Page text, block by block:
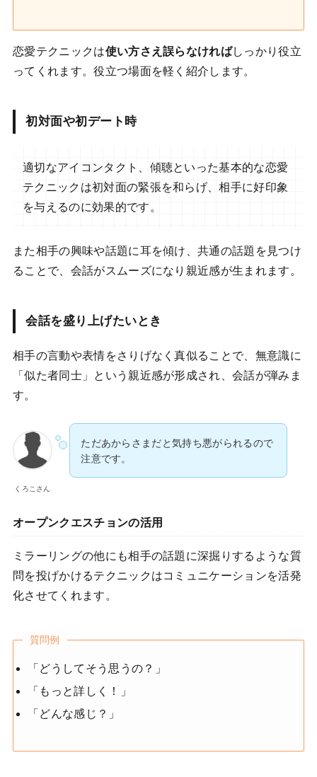
恋愛テクニックは使い方さえ誤らなければしっかり役立
ってくれます。役立つ場面を軽く紹介します。
初対面や初デート時
適切なアイコンタクト、傾聴といった基本的な恋愛
テクニックは初対面の緊張を和らげ、相手に好印象
を与えるのに効果的です。
また相手の興味や話題に耳を傾け、共通の話題を見つけ
ることで、会話がスムーズになり親近感が生まれます。
会話を盛り上げたいとき
相手の言動や表情をさりげなく真似ることで、無意識に
「似た者同士」という親近感が形成され、会話が弾みま
す。
くろこさん
ただあからさまだと気持ち悪がられるので
注意です。
オープンクエスチョンの活用
ミラーリングの他にも相手の話題に深掘りするような質
問を投げかけるテクニックはコミュニケーションを活発
化させてくれます。
質問例
「どうしてそう思うの？」
「もっと詳しく！」
「どんな感じ？」